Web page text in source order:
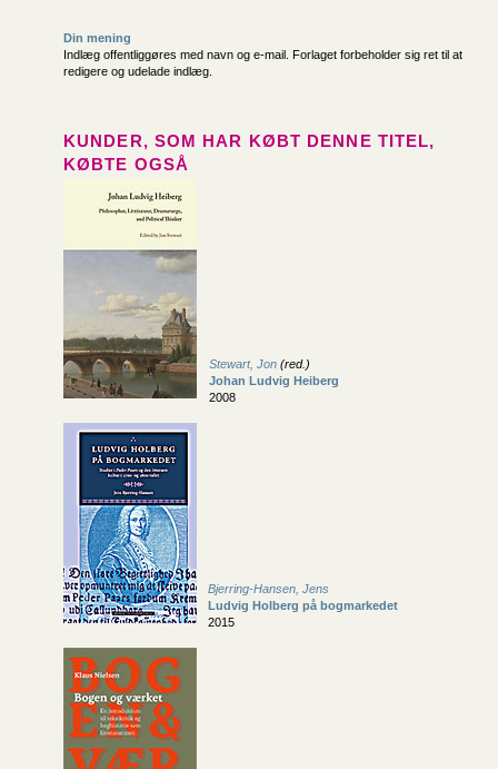
Din mening
Indlæg offentliggøres med navn og e-mail. Forlaget forbeholder sig ret til at
redigere og udelade indlæg.
KUNDER, SOM HAR KØBT DENNE TITEL,
KØBTE OGSÅ
Stewart, Jon (red.)
Johan Ludvig Heiberg
2008
Bjerring-Hansen, Jens
Ludvig Holberg på bogmarkedet
2015